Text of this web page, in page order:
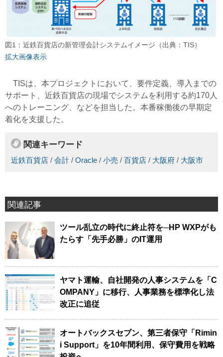
図1：近鉄百貨店の新管理会計システムイメージ（出典：TIS）
拡大画像表示
TISは、本プロジェクトにおいて、要件定義、導入までの
サポート、近鉄百貨店の現場でシステムを利用する約170人
へのトレーニング、などを担当した。本番稼働後の早期定
着化を支援した。
関連キーワード
近鉄百貨店 / 会計 / Oracle / 小売 / 百貨店 / 大阪府 / 大阪市
関連記事
ツール乱立の時代に終止符を─HP WXPがも
たらす「先手必勝」のIT運用
ヤマト運輸、自社開発の人事システムを「C
OMPANY」に移行、人事業務を標準化し法
改正に追従
オートバックスセブン、第三者保守「Rimin
i Support」を10年間利用、保守費用を戦略